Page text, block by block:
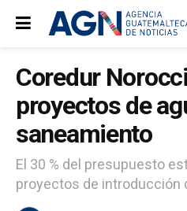
Coredur
proyectos de
saneamiento
El 30 % del presupuesto
proyectos de introducción